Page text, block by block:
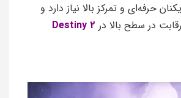
حرفه‌ای و تمرکز بالا نیاز دارد و
در سطح بالا در Destiny 2